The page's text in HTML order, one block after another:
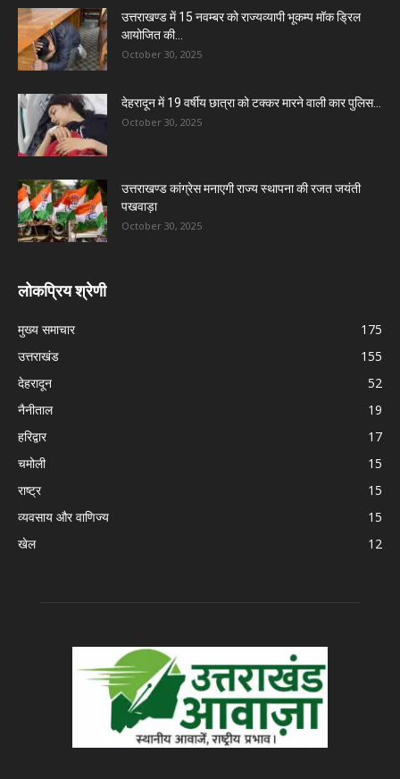
उत्तराखण्ड में 15 नवम्बर को राज्यव्यापी भूकम्प मॉक ड्रिल
आयोजित की...
October 30, 2025
देहरादून में 19 वर्षीय छात्रा को टक्कर मारने वाली कार पुलिस...
October 30, 2025
उत्तराखण्ड कांग्रेस मनाएगी राज्य स्थापना की रजत जयंती
पखवाड़ा
October 30, 2025
लोकप्रिय श्रेणी
मुख्य समाचार
175
उत्तराखंड
155
देहरादून
52
नैनीताल
19
हरिद्वार
17
चमोली
15
राष्ट्र
15
व्यवसाय और वाणिज्य
15
खेल
12